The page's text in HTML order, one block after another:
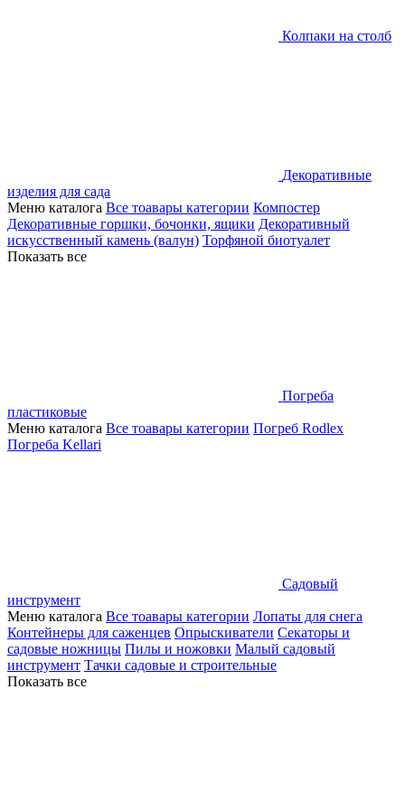
Колпаки на столб
Декоративные
изделия для сада
Меню каталога Все тоавары категории Компостер
Декоративные горшки, бочонки, ящики Декоративный
искусственный камень (валун) Торфяной биотуалет
Показать все
Погреба
пластиковые
Меню каталога Все тоавары категории Погреб Rodlex
Погреба Kellari
Садовый
инструмент
Меню каталога Все тоавары категории Лопаты для снега
Контейнеры для саженцев Опрыскиватели Секаторы и
садовые ножницы Пилы и ножовки Малый садовый
инструмент Тачки садовые и строительные
Показать все